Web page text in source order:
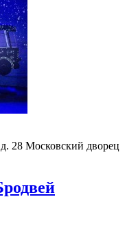
28 Московский дворец